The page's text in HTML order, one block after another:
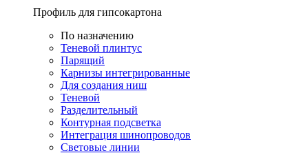
Профиль для гипсокартона
По назначению
Теневой плинтус
Парящий
Карнизы интегрированные
Для создания ниш
Теневой
Разделительный
Контурная подсветка
Интеграция шинопроводов
Световые линии